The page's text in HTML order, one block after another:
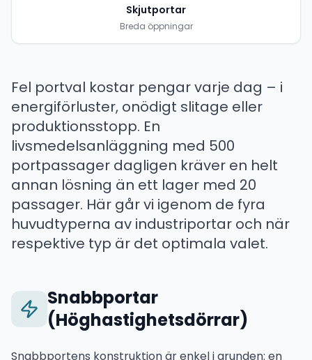
Skjutportar
Breda öppningar
Fel portval kostar pengar varje dag – i
energiförluster, onödigt slitage eller
produktionsstopp. En
livsmedelsanläggning med 500
portpassager dagligen kräver en helt
annan lösning än ett lager med 20
passager. Här går vi igenom de fyra
huvudtyperna av industriportar och när
respektive typ är det optimala valet.
Snabbportar
(Höghastighetsdörrar)
Snabbportens konstruktion är enkel i grunden: en